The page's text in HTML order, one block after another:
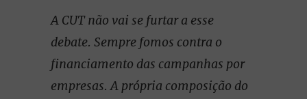
A CUT não vai se furtar a esse
debate. Sempre fomos contra o
financiamento das campanhas por
empresas. A própria composição do